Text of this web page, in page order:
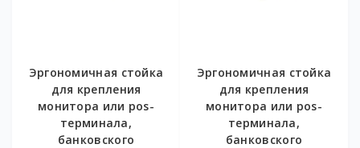
Эргономичная стойка
для крепления
монитора или pos-
терминала,
банковского
Эргономичная стойка
для крепления
монитора или pos-
терминала,
банковского